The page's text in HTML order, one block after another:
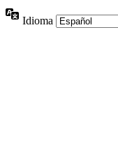
Idioma